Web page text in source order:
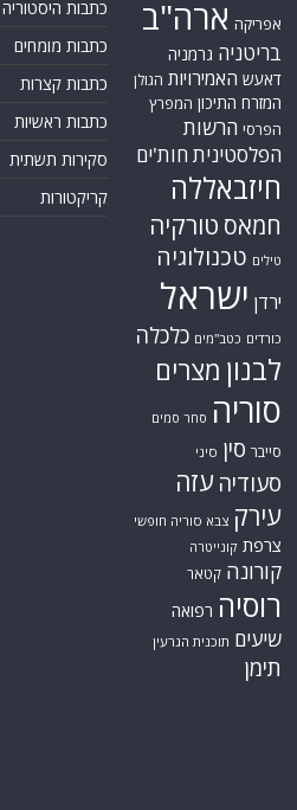
דאעש האמירויות הגולן
המזרח התיכון המפרץ
הפרסי הרשות
הפלסטינית חות'ים
חיזבאללה
חמאס טורקיה
טכנולוגיה
ירדן ישראל
כורדים כטב"מים כלכלה
לבנוןמצרים
סוריה סחר סמים
סייבר סין סיני
סעודיה עזה
עירק צבא סוריה חופשי
צרפת קונייטרה
קורונה קטאר
רוסיה רפואה
שיעים תוכנית הגרעין
תימן